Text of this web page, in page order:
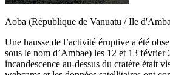
Aoba (République de Vanuatu / Ile
Une hausse de l’activité éruptive a été
sous le nom d’Ambae) les 12 et 13 février
incandescence au-dessus du cratère était